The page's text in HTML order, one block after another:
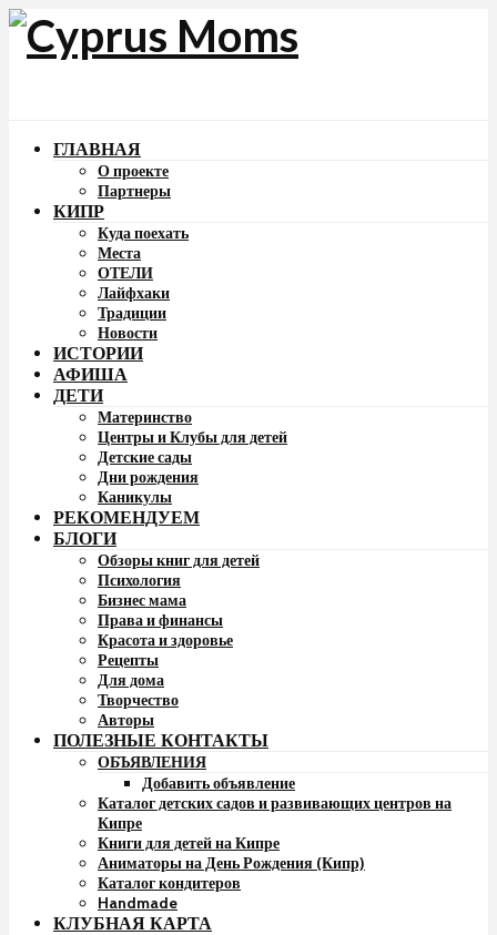
ГЛАВНАЯ
О проекте
Партнеры
КИПР
Куда поехать
Места
ОТЕЛИ
Лайфхаки
Традиции
Новости
ИСТОРИИ
АФИША
ДЕТИ
Материнство
Центры и Клубы для детей
Детские сады
Дни рождения
Каникулы
РЕКОМЕНДУЕМ
БЛОГИ
Обзоры книг для детей
Психология
Бизнес мама
Права и финансы
Красота и здоровье
Рецепты
Для дома
Творчество
Авторы
ПОЛЕЗНЫЕ КОНТАКТЫ
ОБЪЯВЛЕНИЯ
Добавить объявление
Каталог детских садов и развивающих центров на
Кипре
Книги для детей на Кипре
Аниматоры на День Рождения (Кипр)
Каталог кондитеров
Handmade
КЛУБНАЯ КАРТА